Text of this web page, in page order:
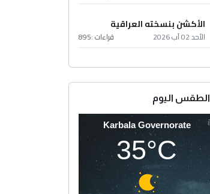
الأكشن بنسخته العراقية
الأحد 02 آب 2026 قراءات :895
الطقس اليوم
Karbala Governorate
35°C